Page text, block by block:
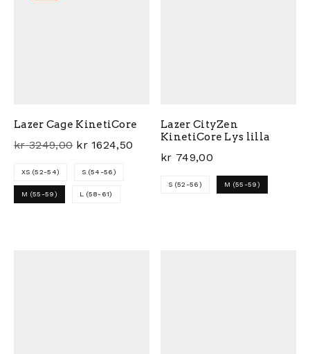
Lazer Cage KinetiCore
kr3249,00
Opprinnelig pris var: kr 3249,00.
kr1624,50
Nåværende pris er: kr 1624,50.
XS (52-54) S (54-56)
M (55-59) L (58-61)
Lazer CityZen
KinetiCore Lys lilla
kr 749,00
S (52-56) M (55-59)